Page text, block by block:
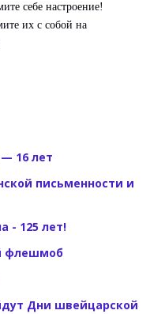
себе настроение!
их с собой на
16 лет
письменности и
- 125 лет!
флешмоб
Дни швейцарской